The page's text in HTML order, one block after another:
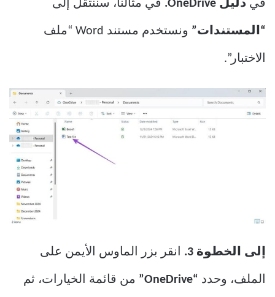
في دليل OneDrive. في مثالنا، سننتقل إلى
“المستندات” ونستخدم مستند Word “ملف
الاختبار”.
إلى الخطوة 3. انقر بزر الماوس الأيمن على
الملف، وحدد “OneDrive” من قائمة الخيارات، ثم